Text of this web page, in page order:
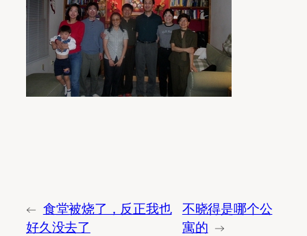
← 食堂被烧了，反正我也
好久没去了
不晓得是哪个公
寓的 →